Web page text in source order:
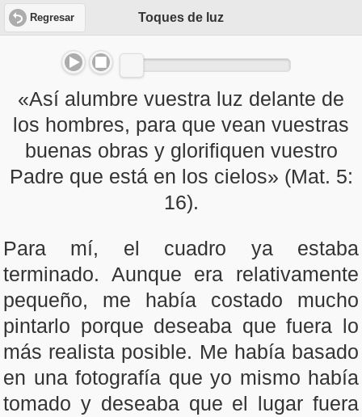
Regresar Toques de luz
«Así alumbre vuestra luz delante de
los hombres, para que vean vuestras
buenas obras y glorifiquen vuestro
Padre que está en los cielos» (Mat. 5:
16).
Para mí, el cuadro ya estaba
terminado. Aunque era relativamente
pequeño, me había costado mucho
pintarlo porque deseaba que fuera lo
más realista posible. Me había basado
en una fotografía que yo mismo había
tomado y deseaba que el lugar fuera